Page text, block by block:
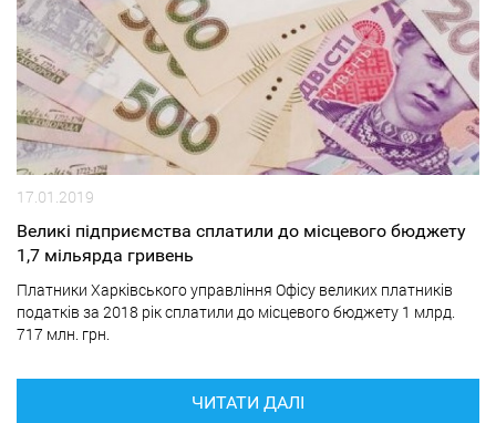
17.01.2019
Великі підприємства сплатили до місцевого бюджету
1,7 мільярда гривень
Платники Харківського управління Офісу великих платників
податків за 2018 рік сплатили до місцевого бюджету 1 млрд.
717 млн. грн.
ЧИТАТИ ДАЛІ